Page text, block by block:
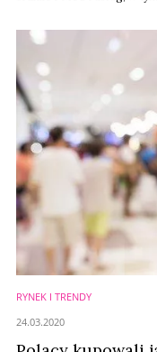
RYNEK I TRENDY
24.03.2020